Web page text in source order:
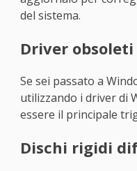
del sistema.
Driver obsoleti
Se sei passato a
utilizzando i driver di
essere il principale
Dischi rigidi